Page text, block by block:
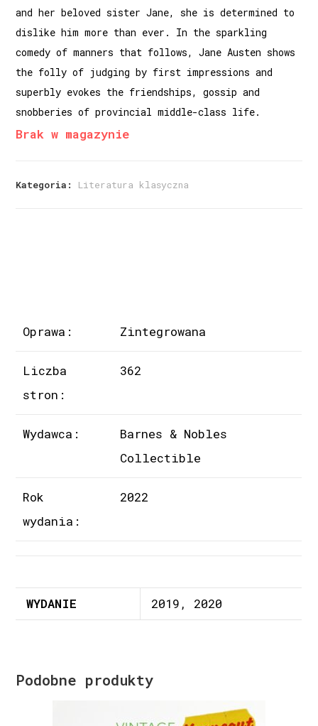
and her beloved sister Jane, she is determined to
dislike him more than ever. In the sparkling
comedy of manners that follows, Jane Austen shows
the folly of judging by first impressions and
superbly evokes the friendships, gossip and
snobberies of provincial middle-class life.
Brak w magazynie
Kategoria: Literatura klasyczna
Oprawa: Zintegrowana
Liczba
stron:
362
Wydawca:
Barnes & Nobles
Collectible
Rok
wydania:
2022
WYDANIE 2019, 2020
Podobne produkty